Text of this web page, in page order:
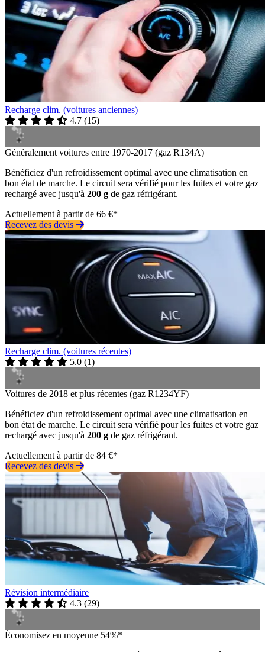
Recharge clim. (voitures anciennes)
4.7 (15)
Généralement voitures entre 1970-2017 (gaz R134A)
Bénéficiez d'un refroidissement optimal avec une climatisation en
bon état de marche. Le circuit sera vérifié pour les fuites et votre gaz
rechargé avec jusqu'à 200 g de gaz réfrigérant.
Actuellement à partir de 66 €*
Recevez des devis
Recharge clim. (voitures récentes)
5.0 (1)
Voitures de 2018 et plus récentes (gaz R1234YF)
Bénéficiez d'un refroidissement optimal avec une climatisation en
bon état de marche. Le circuit sera vérifié pour les fuites et votre gaz
rechargé avec jusqu'à 200 g de gaz réfrigérant.
Actuellement à partir de 84 €*
Recevez des devis
Révision intermédiaire
4.3 (29)
Économisez en moyenne 54%*